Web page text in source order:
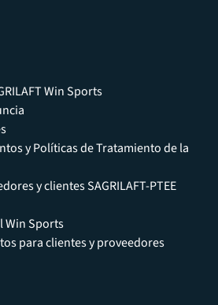
Win Sports
y Políticas de Tratamiento de la
y clientes SAGRILAFT-PTEE
Win Sports
para clientes y proveedores